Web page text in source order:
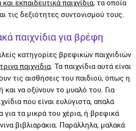
εκπαιδευτικά παιχνίδια, τα οποία
τις δεξιότητες συντονισμού τους.
παιχνίδια για βρέφη
κατηγορίες βρεφικών παιχνιδιών
παιχνίδια. Τα παιχνίδια αυτά είναι
τις αισθήσεις του παιδιού, όπως η
να οξύνουν το μυαλό του. Για
που είναι ευλύγιστα, απαλά
τα μικρά του χέρια, ή βρεφικά
βιβλιαράκια. Παράλληλα, μαλακά